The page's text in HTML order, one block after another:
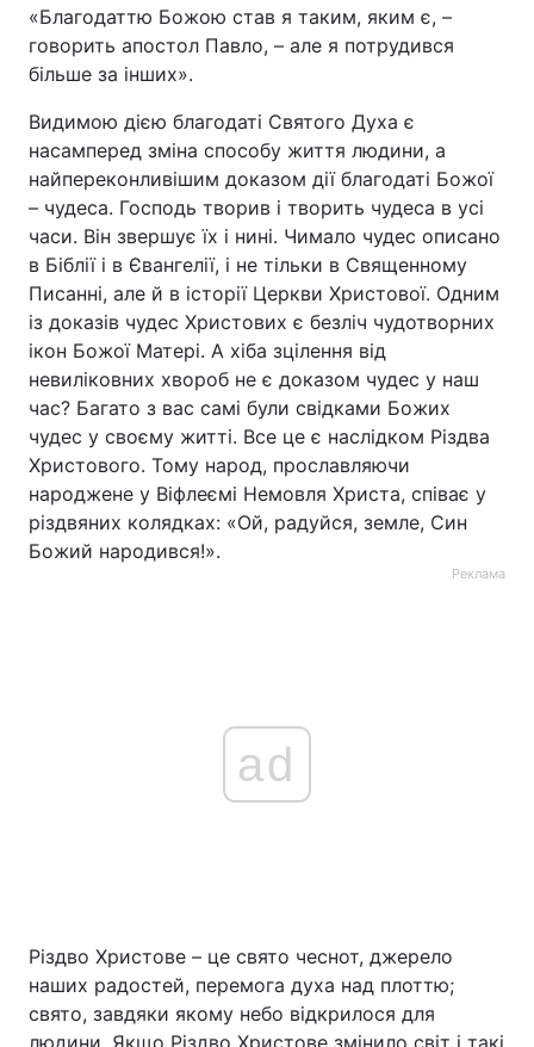
«Благодаттю Божою став я таким, яким є, –
говорить апостол Павло, – але я потрудився
більше за інших».
Видимою дією благодаті Святого Духа є
насамперед зміна способу життя людини, а
найпереконливішим доказом дії благодаті Божої
– чудеса. Господь творив і творить чудеса в усі
часи. Він звершує їх і нині. Чимало чудес описано
в Біблії і в Євангелії, і не тільки в Священному
Писанні, але й в історії Церкви Христової. Одним
із доказів чудес Христових є безліч чудотворних
ікон Божої Матері. А хіба зцілення від
невиліковних хвороб не є доказом чудес у наш
час? Багато з вас самі були свідками Божих
чудес у своєму житті. Все це є наслідком Різдва
Христового. Тому народ, прославляючи
народжене у Віфлеємі Немовля Христа, співає у
різдвяних колядках: «Ой, радуйся, земле, Син
Божий народився!».
Реклама
ad
Різдво Христове – це свято чеснот, джерело
наших радостей, перемога духа над плоттю;
свято, завдяки якому небо відкрилося для
людини. Якщо Різдво Христове змінило світ і такі